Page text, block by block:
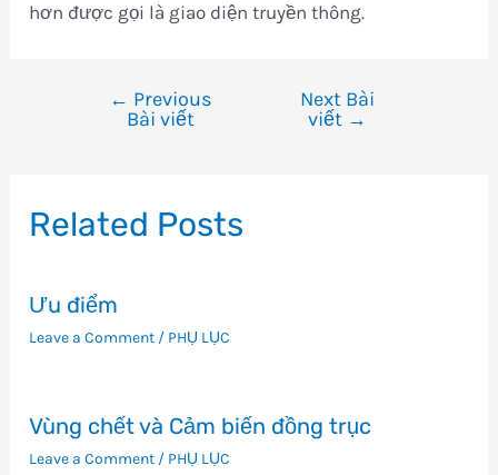
hơn được gọi là giao diện truyền thông.
viết
← Previous
Bài viết
Next Bài
viết →
Related Posts
Ưu điểm
Leave a Comment / PHỤ LỤC
Vùng chết và Cảm biến đồng trục
Leave a Comment / PHỤ LỤC